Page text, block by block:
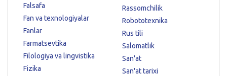
Falsafa
Fan va texnologiyalar
Fanlar
Farmatsevtika
Filologiya va lingvistika
Fizika
Rassomchilik
Robototexnika
Rus tili
Salomatlik
San'at
San'at tarixi